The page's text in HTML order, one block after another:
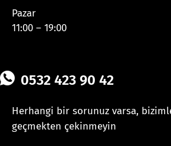
Pazar
11:00 – 19:00
0532 423 90 42
Herhangi bir sorunuz varsa,
geçmekten çekinmeyin